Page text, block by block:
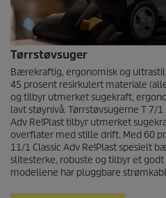
Tørrstøvsuger
Bærekraftig, ergonomisk og
45 prosent resirkulert materiale
og tilbyr utmerket sugekraft,
lavt støynivå. Tørrstøvsugerne T 7/1
Adv Re!Plast tilbyr utmerket
overflater med stille drift. Med 60
11/1 Classic Adv Re!Plast spesielt
slitesterke, robuste og tilbyr et
modellene har pluggbare